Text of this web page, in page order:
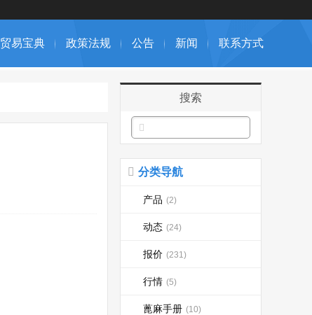
贸易宝典 政策法规 公告 新闻 联系方式
搜索
分类导航
产品 (2)
动态 (24)
报价 (231)
行情 (5)
蓖麻手册 (10)